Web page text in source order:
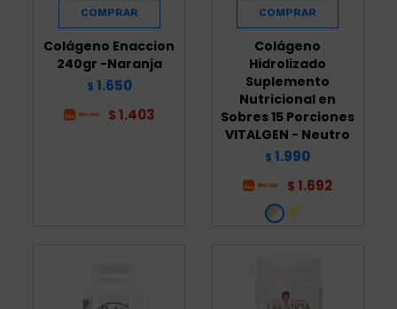
Colágeno Enaccion
240gr -Naranja
$ 1.650
$ 1.403
Colágeno
Hidrolizado
Suplemento
Nutricional en
Sobres 15 Porciones
VITALGEN - Neutro
$ 1.990
$ 1.692